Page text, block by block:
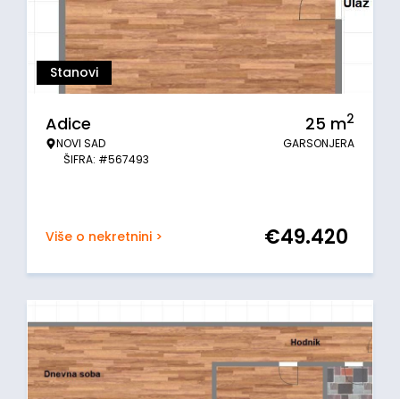
Stanovi
Adice
NOVI SAD
ŠIFRA: #567493
25 m2
GARSONJERA
Više o nekretnini > €49.420